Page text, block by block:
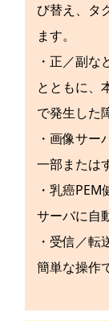
び替え、タ
ます。
・正／副な
とともに、
で発生した
・画像サー
一部または
・乳癌
サーバに自
・受信／
簡単な操作